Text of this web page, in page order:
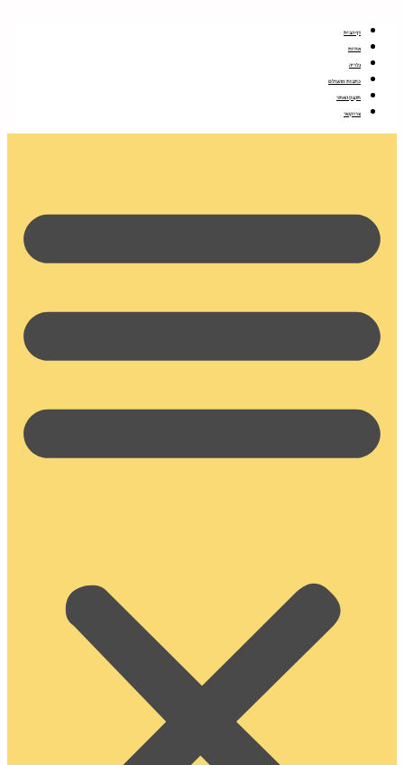
לתוכן
דף הבית
אודות
גלריה
כתבות מהעולם
תקנון האתר
צרו קשר